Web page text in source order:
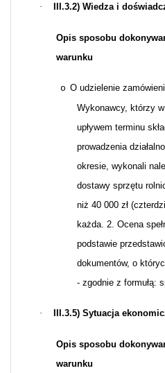
· III.3.2) Wiedza i
Opis sposobu
warunku
o O udzielenie
Wykonawcy, którzy
upływem terminu
prowadzenia
okresie, wykonali
dostawy sprzętu
niż 40 000 zł
każda. 2. Ocena
podstawie
dokumentów, o
- zgodnie z formułą:
· III.3.5) Sytuacja
Opis sposobu
warunku